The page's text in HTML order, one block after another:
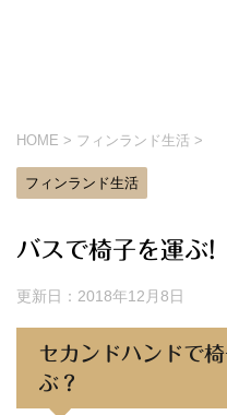
HOME > フィンランド生活 >
フィンランド生活
バスで椅子を運ぶ!
更新日： 2018年12月8日
セカンドハンドで
ぶ？